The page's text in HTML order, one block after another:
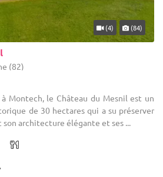
(4) (84)
(82)
Montech, le Château du Mesnil est un
de 30 hectares qui a su préserver
son architecture élégante et ses ...